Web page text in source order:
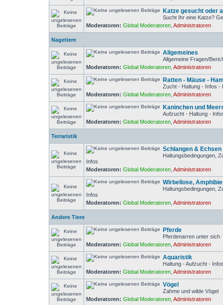
Katze gesucht oder
Sucht Ihr eine Katze?
Moderatoren: Global Moderatoren Administratoren
Nagetiere
Allgemeines
Allgemeine Fragen/
Moderatoren: Global Moderatoren Administratoren
Ratten - Mäuse -
Zucht - Haltung - Infos -
Moderatoren: Global Moderatoren Administratoren
Kaninchen und
Aufzucht - Haltung -
Moderatoren: Global Moderatoren Administratoren
Terraristik
Schlangen & Echsen
Haltungsbedingungen,
Infos
Moderatoren: Global Moderatoren Administratoren
Wirbellose,
Haltungsbedingungen,
Infos
Moderatoren: Global Moderatoren Administratoren
Andere Tiere
Pferde
Pferdenarren unter sich
Moderatoren: Global Moderatoren Administratoren
Aquaristik
Haltung - Aufzucht -
Moderatoren: Global Moderatoren Administratoren
Vögel
Zahme und wilde Vögel
Moderatoren: Global Moderatoren Administratoren